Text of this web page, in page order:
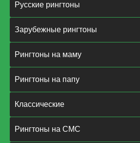
Русские рингтоны
Зарубежные рингтоны
Рингтоны на маму
Рингтоны на папу
Классические
Рингтоны на СМС